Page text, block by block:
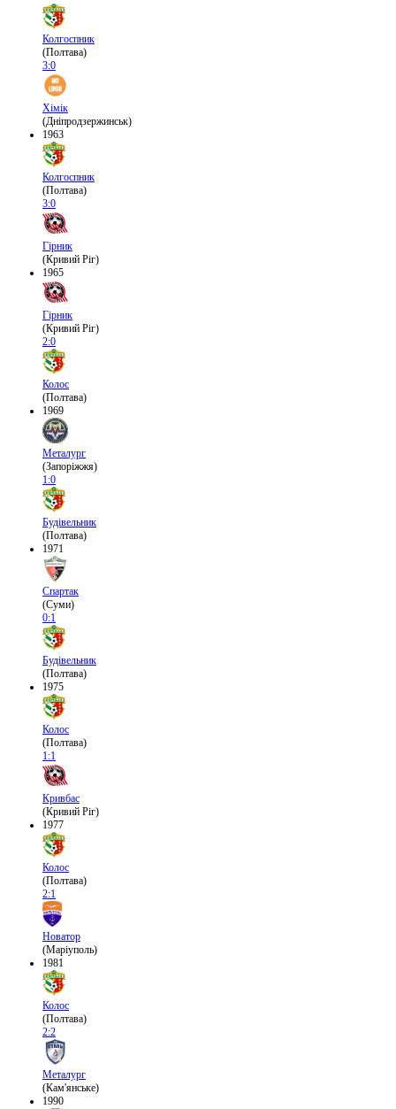
Колгоспник
(Полтава)
3:0
Хімік
(Дніпродзержинськ)
1963
Колгоспник
(Полтава)
3:0
Гірник
(Кривий Ріг)
1965
Гірник
(Кривий Ріг)
2:0
Колос
(Полтава)
1969
Металург
(Запоріжжя)
1:0
Будівельник
(Полтава)
1971
Спартак
(Суми)
0:1
Будівельник
(Полтава)
1975
Колос
(Полтава)
1:1
Кривбас
(Кривий Ріг)
1977
Колос
(Полтава)
2:1
Новатор
(Маріуполь)
1981
Колос
(Полтава)
2:2
Металург
(Кам'янське)
1990